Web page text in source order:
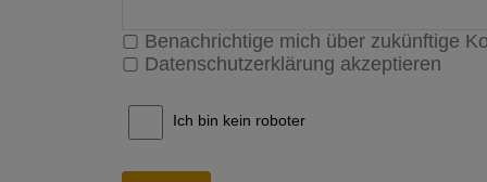
Benachrichtige mich über zukünftige
Datenschutzerklärung akzeptieren
Ich bin kein roboter